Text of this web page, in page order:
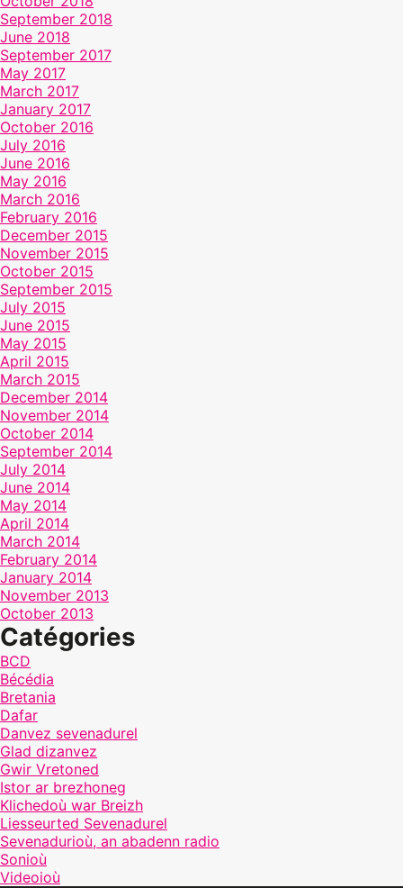
September 2018
June 2018
September 2017
May 2017
March 2017
January 2017
October 2016
July 2016
June 2016
May 2016
March 2016
February 2016
December 2015
November 2015
October 2015
September 2015
July 2015
June 2015
May 2015
April 2015
March 2015
December 2014
November 2014
October 2014
September 2014
July 2014
June 2014
May 2014
April 2014
March 2014
February 2014
January 2014
November 2013
October 2013
Catégories
BCD
Bécédia
Bretania
Dafar
Danvez sevenadurel
Glad dizanvez
Gwir Vretoned
Istor ar brezhoneg
Klichedoù war Breizh
Liesseurted Sevenadurel
Sevenadurioù, an abadenn radio
Sonioù
Videoioù